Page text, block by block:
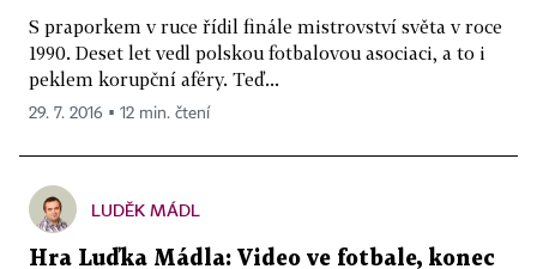
S praporkem v ruce řídil finále mistrovství světa v roce
1990. Deset let vedl polskou fotbalovou asociaci, a to i
peklem korupční aféry. Teď...
29. 7. 2016 ▪ 12 min. čtení
LUDĚK MÁDL
Hra Luďka Mádla: Video ve fotbale, konec